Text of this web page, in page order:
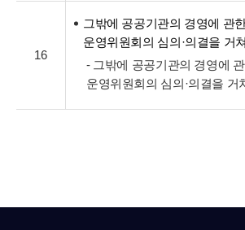
16
그밖에 공공기관의 경영에 관
운영위원회의 심의·의결을 거
- 그밖에 공공기관의 경영에
운영위원회의 심의·의결을